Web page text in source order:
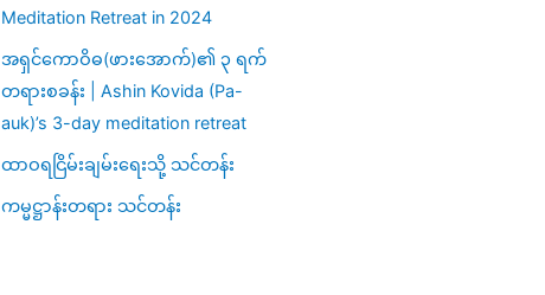
Meditation Retreat in 2024
အရှင်ကောဝိဓ(ဖားအောက်)၏ ၃ ရက်
တရားစခန်း | Ashin Kovida (Pa-
auk)’s 3-day meditation retreat
ထာဝရငြိမ်းချမ်းရေးသို့ သင်တန်း
ကမ္မဋ္ဌာန်းတရား သင်တန်း